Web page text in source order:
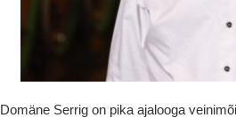
Domäne Serrig on pika ajalooga